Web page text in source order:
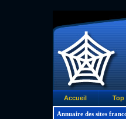
Accueil Top
Annuaire des sites